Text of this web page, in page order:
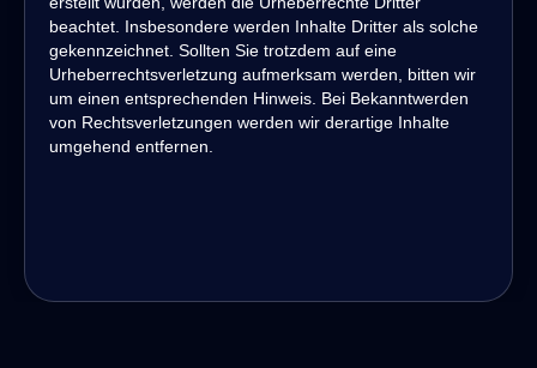
beachtet. Insbesondere werden Inhalte Dritter als solche
gekennzeichnet. Sollten Sie trotzdem auf eine
Urheberrechtsverletzung aufmerksam werden, bitten wir
um einen entsprechenden Hinweis. Bei Bekanntwerden
von Rechtsverletzungen werden wir derartige Inhalte
umgehend entfernen.